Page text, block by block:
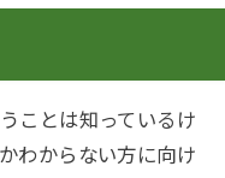
ことは知っているけ
わからない方に向け